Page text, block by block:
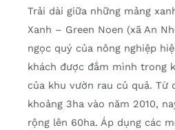
Trải dài giữa những mảng
Xanh – Green Noen (xã An
ngọc quý của nông nghiệp
khách được đắm mình trong
của khu vườn rau củ quả. Từ
khoảng 3ha vào năm 2010,
rộng lên 60ha. Áp dụng các